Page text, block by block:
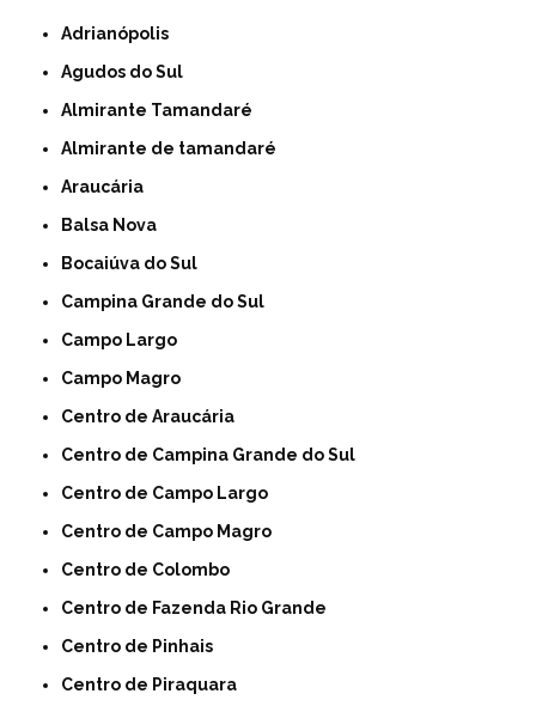
Adrianópolis
Agudos do Sul
Almirante Tamandaré
Almirante de tamandaré
Araucária
Balsa Nova
Bocaiúva do Sul
Campina Grande do Sul
Campo Largo
Campo Magro
Centro de Araucária
Centro de Campina Grande do Sul
Centro de Campo Largo
Centro de Campo Magro
Centro de Colombo
Centro de Fazenda Rio Grande
Centro de Pinhais
Centro de Piraquara